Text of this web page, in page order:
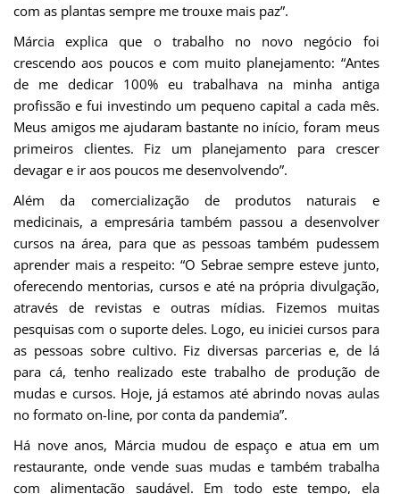
com as plantas sempre me trouxe mais paz”.
Márcia explica que o trabalho no novo negócio foi
crescendo aos poucos e com muito planejamento: “Antes
de me dedicar 100% eu trabalhava na minha antiga
profissão e fui investindo um pequeno capital a cada mês.
Meus amigos me ajudaram bastante no início, foram meus
primeiros clientes. Fiz um planejamento para crescer
devagar e ir aos poucos me desenvolvendo”.
Além da comercialização de produtos naturais e
medicinais, a empresária também passou a desenvolver
cursos na área, para que as pessoas também pudessem
aprender mais a respeito: “O Sebrae sempre esteve junto,
oferecendo mentorias, cursos e até na própria divulgação,
através de revistas e outras mídias. Fizemos muitas
pesquisas com o suporte deles. Logo, eu iniciei cursos para
as pessoas sobre cultivo. Fiz diversas parcerias e, de lá
para cá, tenho realizado este trabalho de produção de
mudas e cursos. Hoje, já estamos até abrindo novas aulas
no formato on-line, por conta da pandemia”.
Há nove anos, Márcia mudou de espaço e atua em um
restaurante, onde vende suas mudas e também trabalha
com alimentação saudável. Em todo este tempo, ela